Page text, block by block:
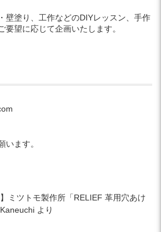
壁塗り、工作などのDIYレッスン、手作
要望に応じて企画いたします。
います。
ミツトモ製作所「RELIEF 革用穴あけ
より